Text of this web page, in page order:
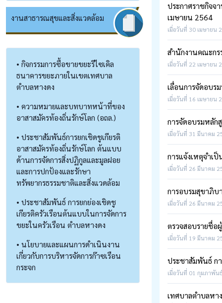
งานสาธารณสุข​และสิ่งแวดล้อม
• กิจกรรมการซื้อขายขยะรีไซเคิล
ธนาคารขยะภายในเขตเทศบาล
ตำบลหางดง
• ความหมายและบทบาทหน้าที่ของ
อาสาสมัครท้องถิ่นรักษ์โลก (อถล.)
• ประชาสัมพันธ์การยกเชิดชูเกียรติ
อาสาสมัครท้องถิ่นรักษ์โลก ต้นแบบ
ด้านการจัดการสิ่งปฏิกูลและมูลฝอย
และการปกป้องและรักษา
ทรัพยากรธรรมชาติและสิ่งแวดล้อม
• ประชาสัมพันธ์ การยกย่องเชิดชู
เกียรติครัวเรือนต้นแบบในการจัดการ
ขยะในครัวเรือน ตำบลหางดง
• นโยบายและแผนการดำเนินงาน
เกี่ยวกับการบริหารจัดการก๊าซเรือน
กระจก
ประกาศราชกิจจ
เมษายน 2564
เมื่อวันที่ 30 เมษายน
สำนักงานคณะกร
เมื่อวันที่ 22 เมษายน
เลื่อนการจัดอบร
เมื่อวันที่ 16 เมษายน
การจัดอบรมหลัก
เมื่อวันที่ 31 มีนาคม
การแจ้งเหตุจำเ
เมื่อวันที่ 26 มีนาคม
การอบรมสุขาภิบ
เมื่อวันที่ 26 มีนาคม
ตรวจสอบรายชื่อ
เมื่อวันที่ 19 มีนาคม
ประชาสัมพันธ์ ก
เมื่อวันที่ 01 กุมภาพัน
เทศบาลตำบลหา